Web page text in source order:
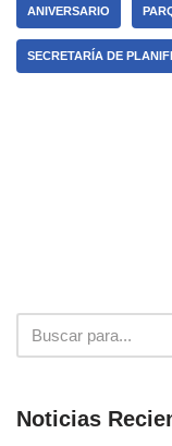
ANIVERSARIO
SECRETARÍA DE
Noticias